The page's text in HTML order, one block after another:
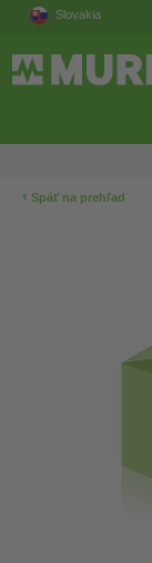
Slovakia
‹ Späť na prehľad